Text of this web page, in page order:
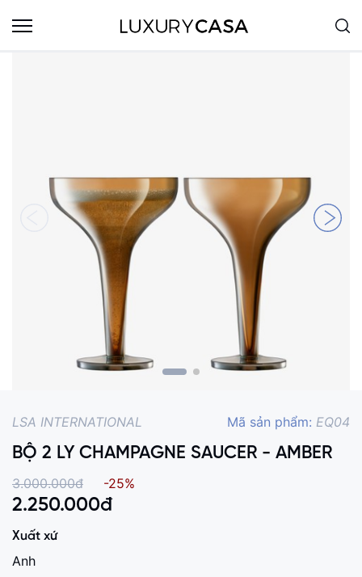
LSA INTERNATIONAL Mã sản phẩm: EQ04
BỘ 2 LY CHAMPAGNE SAUCER - AMBER
3.000.000đ -25%
2.250.000đ
Xuất xứ
Anh